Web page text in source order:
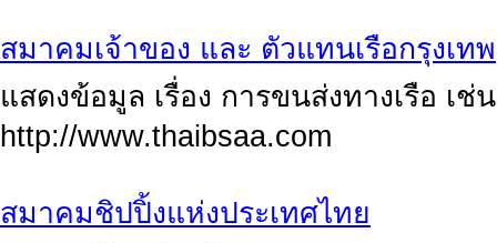
สมาคมเจ้าของ และ ตัวแทนเรือกรุงเทพ
แสดงข้อมูล เรื่อง การขนส่งทางเรือ เช่
http://www.thaibsaa.com
สมาคมชิปปิ้งแห่งประเทศไทย